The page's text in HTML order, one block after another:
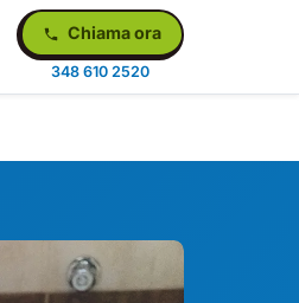
Chiama ora
348 610 2520